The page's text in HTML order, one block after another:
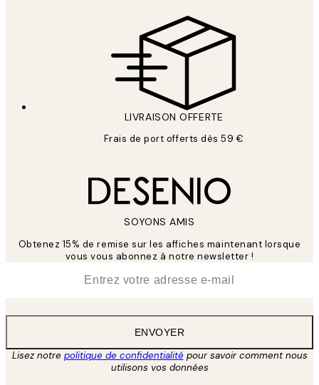
LIVRAISON OFFERTE
Frais de port offerts dès 59 €
SOYONS AMIS
Obtenez 15% de remise sur les affiches maintenant lorsque
vous vous abonnez à notre newsletter !
ENVOYER
Lisez notre politique de confidentialitépour savoir comment nous
utilisons vos données